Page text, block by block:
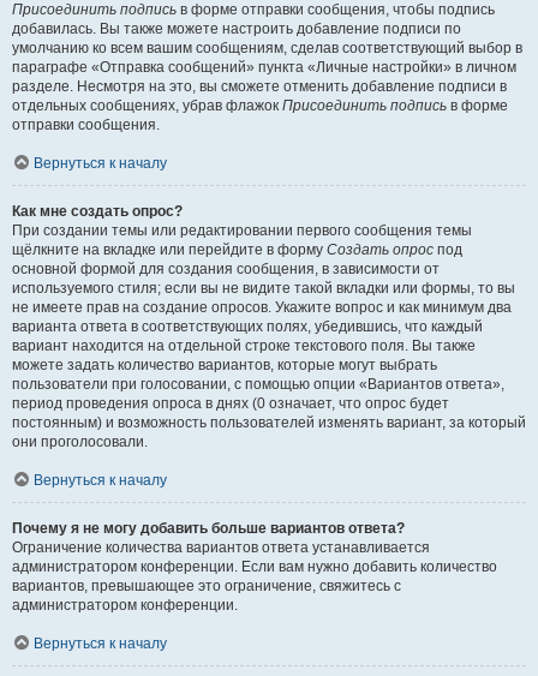
Присоединить подпись в форме отправки сообщения, чтобы подпись
добавилась. Вы также можете настроить добавление подписи по
умолчанию ко всем вашим сообщениям, сделав соответствующий выбор в
параграфе «Отправка сообщений» пункта «Личные настройки» в личном
разделе. Несмотря на это, вы сможете отменить добавление подписи в
отдельных сообщениях, убрав флажок Присоединить подпись в форме
отправки сообщения.
Вернуться к началу
Как мне создать опрос?
При создании темы или редактировании первого сообщения темы
щёлкните на вкладке или перейдите в форму Создать опрос под
основной формой для создания сообщения, в зависимости от
используемого стиля; если вы не видите такой вкладки или формы, то вы
не имеете прав на создание опросов. Укажите вопрос и как минимум два
варианта ответа в соответствующих полях, убедившись, что каждый
вариант находится на отдельной строке текстового поля. Вы также
можете задать количество вариантов, которые могут выбрать
пользователи при голосовании, с помощью опции «Вариантов ответа»,
период проведения опроса в днях (0 означает, что опрос будет
постоянным) и возможность пользователей изменять вариант, за который
они проголосовали.
Вернуться к началу
Почему я не могу добавить больше вариантов ответа?
Ограничение количества вариантов ответа устанавливается
администратором конференции. Если вам нужно добавить количество
вариантов, превышающее это ограничение, свяжитесь с
администратором конференции.
Вернуться к началу